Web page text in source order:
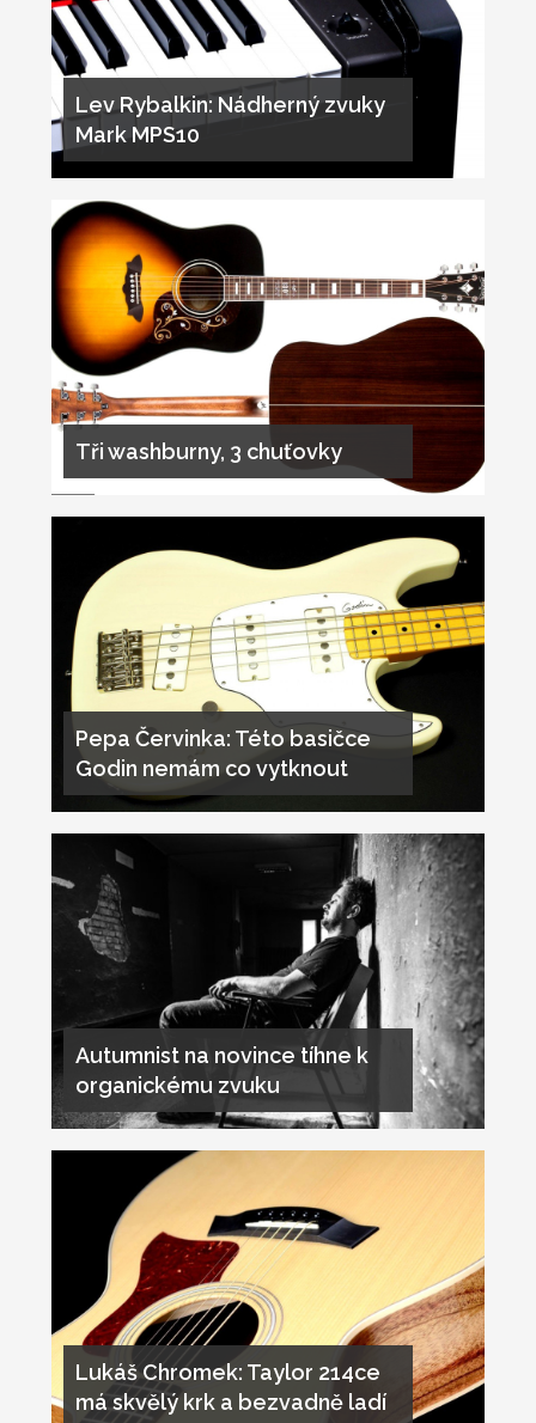
Lev Rybalkin: Nádherný zvuky
Mark MPS10
Tři washburny, 3 chuťovky
Pepa Červinka: Této basičce
Godin nemám co vytknout
Autumnist na novince tíhne k
organickému zvuku
Lukáš Chromek: Taylor 214ce
má skvělý krk a bezvadně ladí